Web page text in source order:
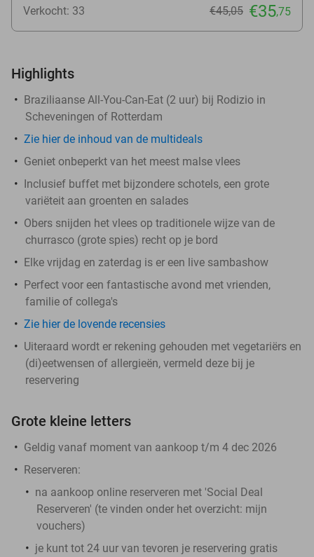
Verkocht: 33 €45,05 €35,75
Highlights
Braziliaanse All-You-Can-Eat (2 uur) bij Rodizio in
Scheveningen of Rotterdam
Zie hier de inhoud van de multideals
Geniet onbeperkt van het meest malse vlees
Inclusief buffet met bijzondere schotels, een grote
variëteit aan groenten en salades
Obers snijden het vlees op traditionele wijze van de
churrasco (grote spies) recht op je bord
Elke vrijdag en zaterdag is er een live sambashow
Perfect voor een fantastische avond met vrienden,
familie of collega's
Zie hier de lovende recensies
Uiteraard wordt er rekening gehouden met vegetariërs en
(di)eetwensen of allergieën, vermeld deze bij je
reservering
Grote kleine letters
Geldig vanaf moment van aankoop t/m 4 dec 2026
Reserveren:
na aankoop online reserveren met 'Social Deal
Reserveren' (te vinden onder het overzicht: mijn
vouchers)
je kunt tot 24 uur van tevoren je reservering gratis